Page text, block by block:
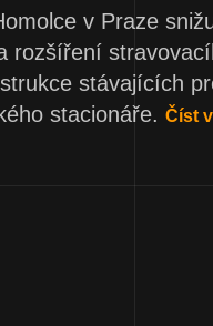
v Praze
rozšíření
stávajících
stacionáře. Číst